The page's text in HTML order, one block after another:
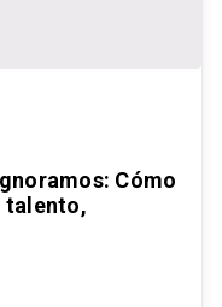
Cómo
talento,